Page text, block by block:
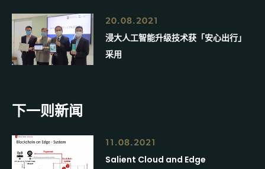
20.08.2021
浸大人工智能升级技术获「安心出行」
采用
下一则新闻
11.08.2021
Salient Cloud and Edge